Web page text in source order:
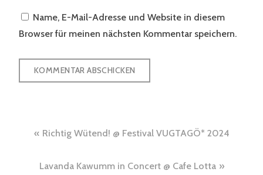
Name, E-Mail-Adresse und Website in diesem
Browser für meinen nächsten Kommentar speichern.
Beitragsnavigation
Richtig Wütend! @ Festival VUGTAGÖ* 2024
Lavanda Kawumm in Concert @ Cafe Lotta